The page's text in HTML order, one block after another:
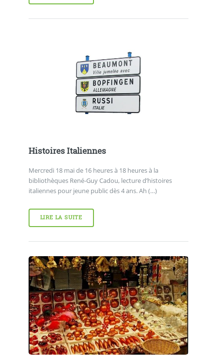
Histoires Italiennes
Mercredi 18 mai de 16 heures à 18 heures à la
bibliothèques René-Guy Cadou, lecture d’histoires
italiennes pour jeune public dès 4 ans. Ah (…)
LIRE LA SUITE